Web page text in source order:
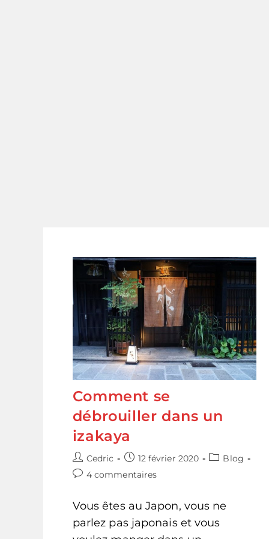
Comment se
débrouiller dans un
izakaya​
Auteur/autrice
de
Cedric
Publication
publiée :
12 février 2020
PostBlog
Commentaires
publication :
4 commentaires
Vous êtes au Japon, vous ne
parlez pas japonais et vous